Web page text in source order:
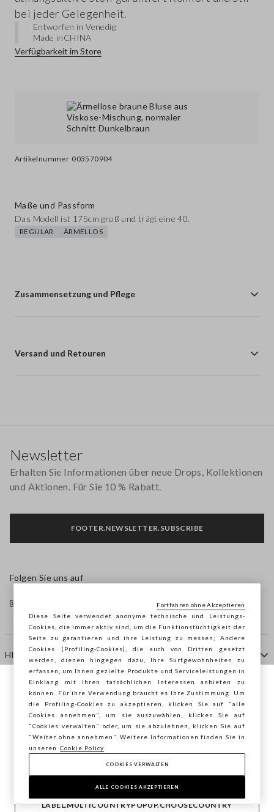
Artikelnummer 003570904
bei jeder Gelegenheit.
Entworfen in Venedig
Made inCHINA
Verfügbarkeit im Store
Maße und Passform
Das Modell ist 175cm groß und trägt eine 40.
REGULAR ÄRMELLOS
Zusammensetzung und Pflege
Versand und Retouren
HILFE
AGENTUR
KONTAKTE
Newsletter
Erhalten Sie Informationen über neue Drops, Kollektionen
und Aktionen. Für Sie 10 % Rabatt.
FOOTER.NEWSLETTER.SUBSCRIBE
Folgen Sie uns auf
Copyright © Ovs S.p.A. MwSt.-Nr. 04240010274 - Kap.
Kap. 290.923.470 -2.4.0
Sie surfen auf der Seite von STEFANEL
Österreich, möchten Sie Ihren Standort
speichern?
BESTÄTIGEN
LABEL.MULTICOUNTRYPOPUP.CHOOSECOUNTRY
footer.item.country Österreich
Diese Seite verwendet anonyme technische und Leistungs-
Cookies, die immer aktiv sind, um die Funktionstüchtigkeit der
Seite zu garantieren und ihre Leistung zu messen; Andere
Cookies (Profiling-Cookies), die auch von Dritten gesetzt
werden, dienen hingegen dazu, Ihre Surfgewohnheiten zu
erfassen, um Ihnen gezielte Produkte und Serviceleistungen in
Einklang mit Ihren tatsächlichen Interessen anbieten zu
können. Für ihre Verwendung braucht es Ihre Zustimmung. Um
die Profiling-Cookies zu akzeptieren, klicken Sie auf "alle
Cookies annehmen", um sie auszuwählen, klicken Sie auf
"Cookies verwalten" oder, um sie abzulehnen, klicken Sie auf
"Weiter ohne annehmen". Weitere Informationen finden Sie in
unseren
Cookie Policy
COOKIES VERWALTEN
ALLE COOKIES AKZEPTIEREN
Fortfahren ohne Akzeptieren